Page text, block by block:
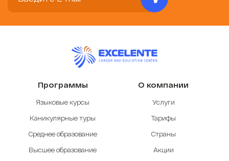
Программы
Языковые курсы
Каникулярные туры
Среднее образование
Высшее образование
О компании
Услуги
Тарифы
Страны
Акции